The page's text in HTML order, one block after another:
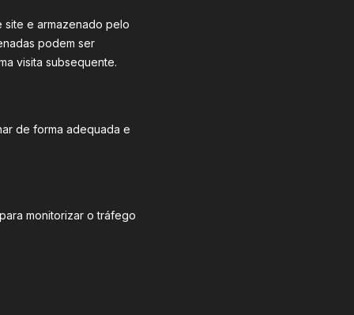
site e armazenado pelo
podem ser
visita subsequente.
de forma adequada e
monitorizar o tráfego